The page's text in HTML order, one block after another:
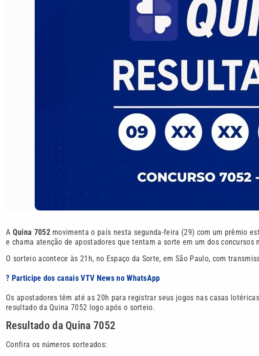
A Quina 7052movimenta o país nesta segunda-feira (29) com um prêmio
e chama atenção de apostadores que tentam a sorte em um dos concursos
O sorteio acontece às 21h, no Espaço da Sorte, em São Paulo, com
? Participe dos canais VTV News no WhatsApp
Os apostadores têm até as 20h para registrar seus jogos nas casas
resultado da Quina 7052 logo após o sorteio.
Resultado da Quina 7052
Confira os números sorteados: